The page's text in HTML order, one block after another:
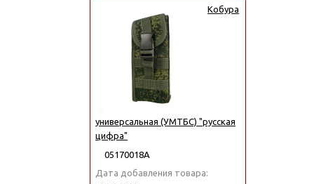
Кобура
универсальная (УМТБС) "русская
цифра"
05170018А
Дата добавления товара: